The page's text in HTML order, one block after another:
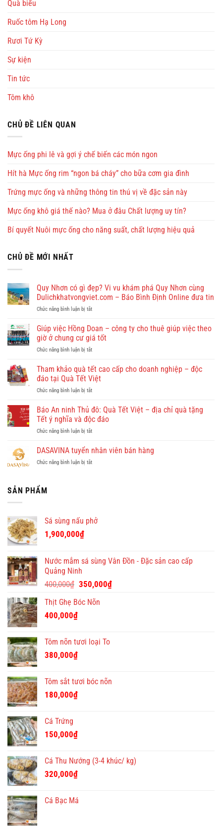
Quà biếu
Ruốc tôm Hạ Long
Rươi Tứ Kỳ
Sự kiện
Tin tức
Tôm khô
CHỦ ĐỀ LIÊN QUAN
Mực ống phi lê và gợi ý chế biến các món ngon
Hít hà Mực ống rim “ngon bá cháy” cho bữa cơm gia đình
Trứng mực ống và những thông tin thú vị về đặc sản này
Mực ống khô giá thế nào? Mua ở đâu Chất lượng uy tín?
Bí quyết Nuôi mực ống cho năng suất, chất lượng hiệu quả
CHỦ ĐỀ MỚI NHẤT
Quy Nhơn có gì đẹp? Vi vu khám phá Quy Nhơn cùng
Dulichkhatvongviet.com – Báo Bình Định Online đưa tin
Chức năng bình luận bị tắtở
Nhơn
có
gì
đẹp?
vu
khám
phá
Quy
cùng
Dulichkhatvongviet.com
Báo
Định
Online
Giúp việc Hồng Doan – công ty cho thuê giúp việc theo
giờ ở chung cư giá tốt
Chức năng bình luận bị tắtở
việc
Hồng
Doan
–
ty
cho
giúp
theo
Tham khảo quà tết cao cấp cho doanh nghiệp – độc
đáo tại Quà Tết Việt
Chức năng bình luận bị tắtở
khảo
quà
tết
cao
cho
nghiệp
Tết
Việt
Báo An ninh Thủ đô: Quà Tết Việt – địa chỉ quà tặng
Tết ý nghĩa và độc đáo
Chức năng bình luận bị tắtở
An
Thủ
chỉ
nghĩa
độc
đáo
DASAVINA tuyển nhân viên bán hàng
Chức năng bình luận bị tắtở
SẢN PHẨM
Sá sùng nấu phở
1,900,000₫
Nước mắm sá sùng Vân Đồn - Đặc sản cao cấp
Quảng Ninh
400,000₫ Giá
là:
350,000₫Giá
Thịt Ghẹ Bóc Nõn
400,000₫
Tôm nõn tươi loại To
380,000₫
Tôm sắt tươi bóc nõn
180,000₫
Cá Trứng
150,000₫
Cá Thu Nướng (3-4 khúc/ kg)
320,000₫
Cá Bạc Má